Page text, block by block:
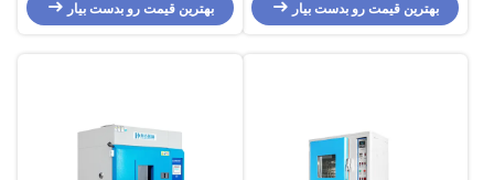
With Pb Cd Hg PBB
بهترین قیمت رو بدست بیار
بهترین قیمت رو بدست بیار